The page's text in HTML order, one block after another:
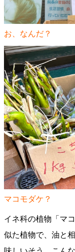
お、なんだ？
マコモダケ？
イネ科の植物「マ
似た植物で、油と